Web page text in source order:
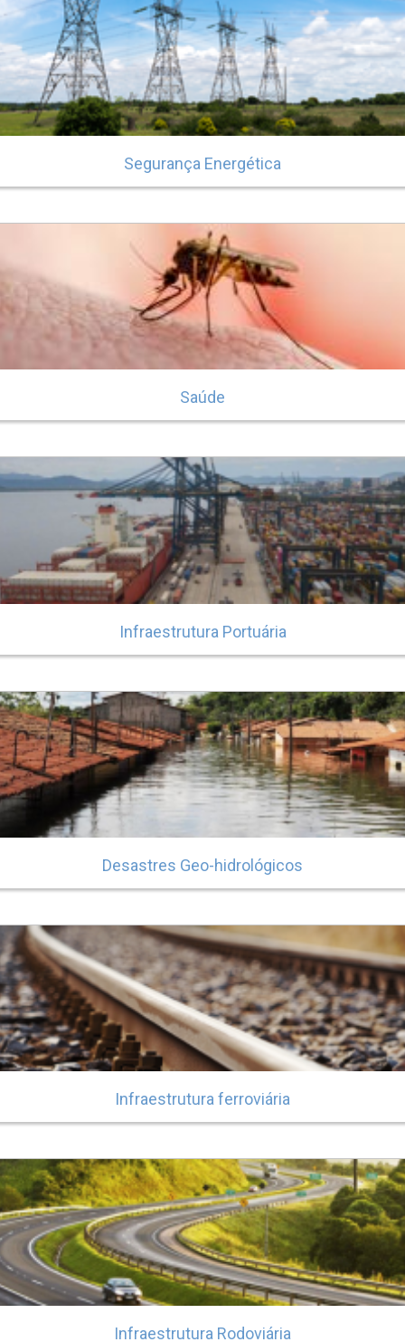
Segurança Energética
Saúde
Infraestrutura Portuária
Desastres Geo-hidrológicos
Infraestrutura ferroviária
Infraestrutura Rodoviária